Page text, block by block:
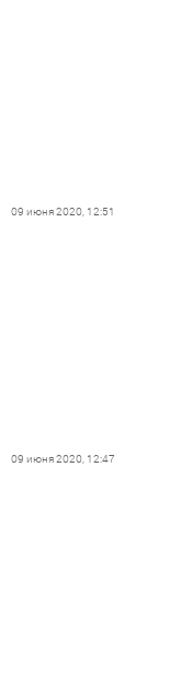
09 июня 2020, 12:51
09 июня 2020, 12:47